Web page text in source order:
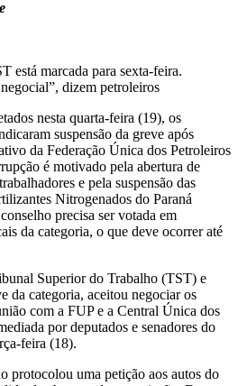
está marcada para sexta-feira.
dizem petroleiros
nesta quarta-feira (19), os
suspensão da greve após
da Federação Única dos Petroleiros
é motivado pela abertura de
e pela suspensão das
Nitrogenados do Paraná
precisa ser votada em
da categoria, o que deve ocorrer até
Superior do Trabalho (TST) e
da categoria, aceitou negociar os
com a FUP e a Central Única dos
por deputados e senadores do
feira (18).
protocolou uma petição aos autos do